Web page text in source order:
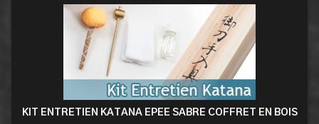
KIT ENTRETIEN KATANA EPEE SABRE COFFRET EN BOIS